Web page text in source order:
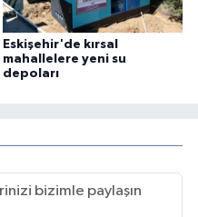
Eskişehir'de kırsal
mahallelere yeni su
depoları